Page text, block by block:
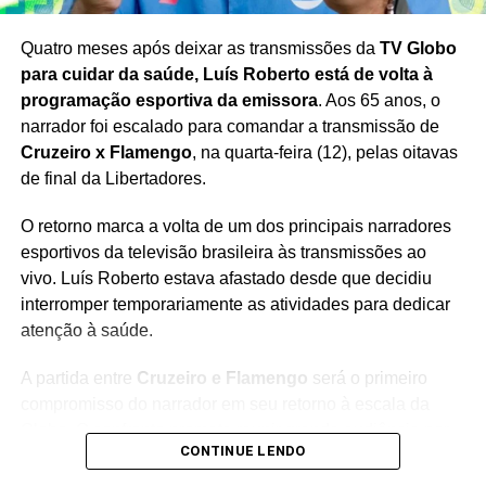
📍 Local: Hard Rock Stadium, Miami (EUA)
⏰ Horário: 21h (de Brasília)
📺 Onde assistir:SporTV ,CazéTV (YouTube),DAZN
(streaming)
Quatro meses após deixar as transmissões da TV Globo
para cuidar da saúde, Luís Roberto está de volta à
programação esportiva da emissora. Aos 65 anos, o
narrador foi escalado para comandar a transmissão de
Cruzeiro x Flamengo, na quarta-feira (12), pelas oitavas
de final da Libertadores.
O retorno marca a volta de um dos principais narradores
esportivos da televisão brasileira às transmissões ao
vivo. Luís Roberto estava afastado desde que decidiu
interromper temporariamente as atividades para dedicar
atenção à saúde.
A partida entre Cruzeiro e Flamengo será o primeiro
Globo. O confronto promete reunir grande audiência por
colocar frente a frente dois clubes tradicionais do futebol
CONTINUE LENDO